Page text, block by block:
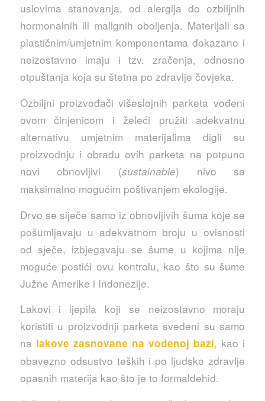
uslovima stanovanja, od alergija do ozbiljnih
hormonalnih ili malignih oboljenja. Materijali sa
plastičnim/umjetnim komponentama dokazano i
neizostavno imaju i tzv. zračenja, odnosno
otpuštanja koja su štetna po zdravlje čovjeka.
Ozbiljni proizvođači višeslojnih parketa vođeni
ovom činjenicom i želeći pružiti adekvatnu
alternativu umjetnim materijalima digli su
proizvodnju i obradu ovih parketa na potpuno
novi obnovljivi (sustainable) nivo sa
maksimalno mogućim poštivanjem ekologije.
Drvo se siječe samo iz obnovljivih šuma koje se
pošumljavaju u adekvatnom broju u ovisnosti
od sječe, izbjegavaju se šume u kojima nije
moguće postići ovu kontrolu, kao što su šume
Južne Amerike i Indonezije.
Lakovi i ljepila koji se neizostavno moraju
koristiti u proizvodnji parketa svedeni su samo
na lakove zasnovane na vodenoj bazi, kao i
obavezno odsustvo teških i po ljudsko zdravlje
opasnih materija kao što je to formaldehid.